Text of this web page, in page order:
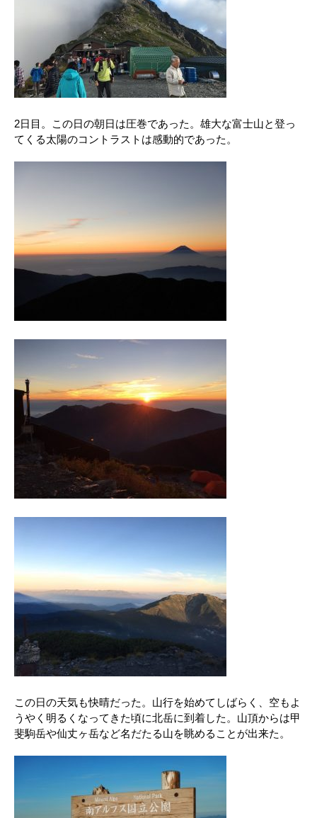
2日目。この日の朝日は圧巻であった。雄大な富士山と登っ
てくる太陽のコントラストは感動的であった。
この日の天気も快晴だった。山行を始めてしばらく、空もよ
うやく明るくなってきた頃に北岳に到着した。山頂からは甲
斐駒岳や仙丈ヶ岳など名だたる山を眺めることが出来た。